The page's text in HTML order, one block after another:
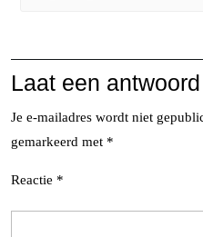
Laat een
Je e-mailadres wordt niet
gemarkeerd met *
Reactie *